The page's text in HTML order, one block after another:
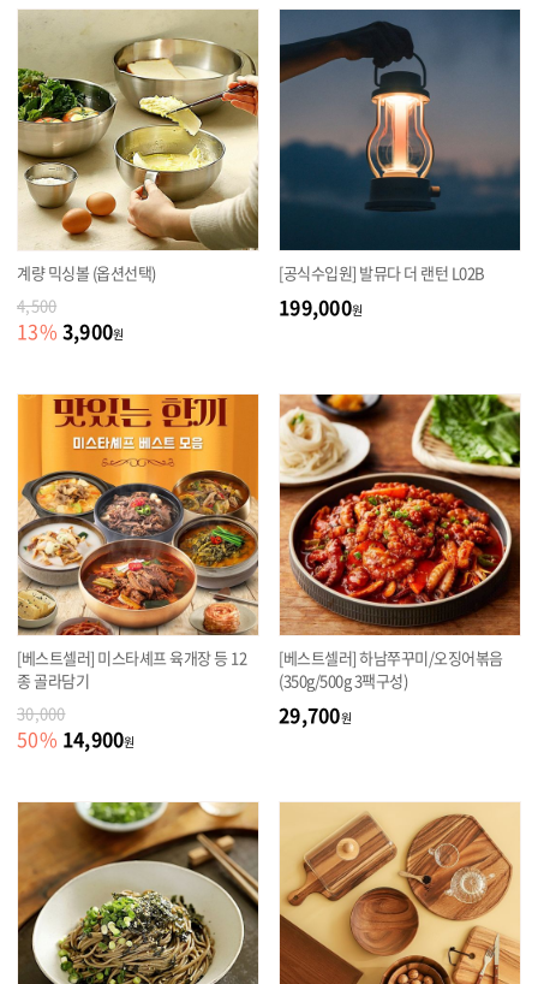
계량 믹싱볼 (옵션선택)
4,500
13% 3,900원
[공식수입원] 발뮤다 더 랜턴 L02B
199,000원
[베스트셀러] 미스타셰프 육개장 등 12
종 골라담기
30,000
50% 14,900원
[베스트셀러] 하남쭈꾸미/오징어볶음
(350g/500g 3팩구성)
29,700원